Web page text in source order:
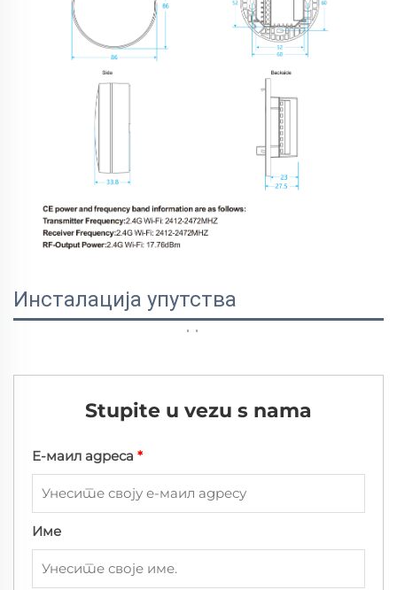
Инсталација упутства
Stupite u vezu s nama
Е-маил адреса *
Име